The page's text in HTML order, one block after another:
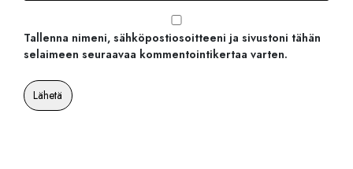
Tallenna nimeni, sähköpostiosoitteeni ja sivustoni tähän
selaimeen seuraavaa kommentointikertaa varten.